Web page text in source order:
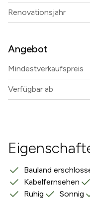
Renovationsjahr
Angebot
Mindestverkaufspreis
Verfügbar ab
Bauland
Kabelfernsehen
Ruhig
Sonnig